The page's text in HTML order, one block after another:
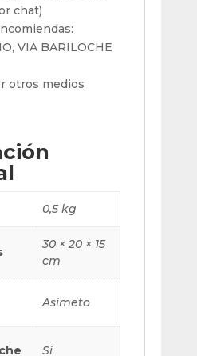
chat)
VIA BARILOCHE
otros medios
0,5 kg
30 × 20 × 15
cm
Asimeto
Sí